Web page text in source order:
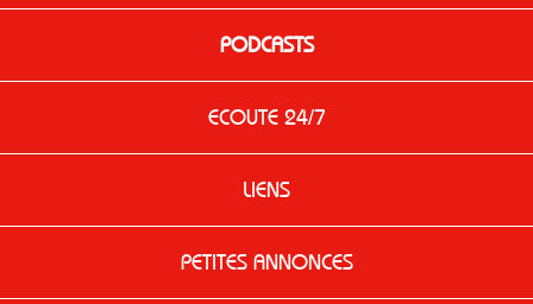
PODCASTS
ECOUTE 24/7
LIENS
PETITES ANNONCES